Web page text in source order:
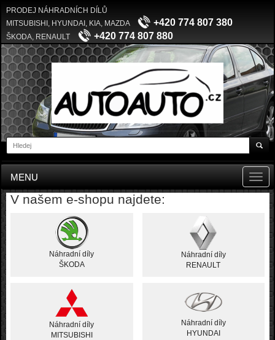
PRODEJ NÁHRADNÍCH DÍLŮ
MITSUBISHI, HYUNDAI, KIA, MAZDA
+420 774 807 380
ŠKODA, RENAULT +420 774 807 880
MENU
V našem e-shopu najdete:
Náhradní díly
ŠKODA
Náhradní díly
RENAULT
Náhradní díly
MITSUBISHI
Náhradní díly
HYUNDAI